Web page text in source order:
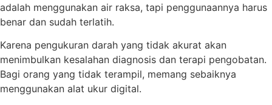
adalah menggunakan air raksa, tapi penggunaannya harus
benar dan sudah terlatih.
Karena pengukuran darah yang tidak akurat akan
menimbulkan kesalahan diagnosis dan terapi pengobatan.
Bagi orang yang tidak terampil, memang sebaiknya
menggunakan alat ukur digital.